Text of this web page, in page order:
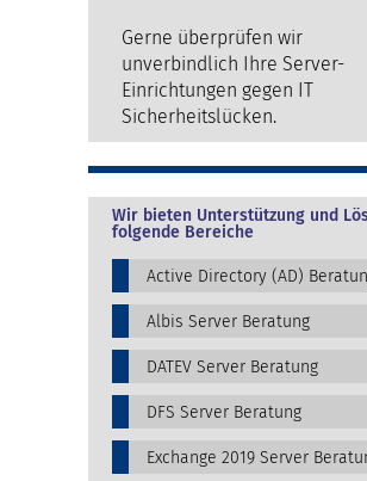
Gerne überprüfen wir
unverbindlich Ihre Server-
Einrichtungen gegen IT
Sicherheitslücken.
Wir bieten Unterstützung und
folgende Bereiche
Active Directory (AD)
Albis Server Beratung
DATEV Server Beratung
DFS Server Beratung
Exchange 2019 Server